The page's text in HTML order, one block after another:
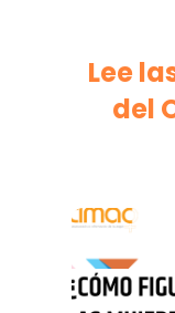
Lee
del